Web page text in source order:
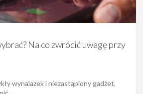
Na co zwrócić uwagę przy
wynalazek i niezastąpiony gadżet,